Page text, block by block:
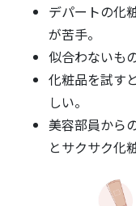
デパートの化
が苦手。
似合わないも
化粧品を試す
しい。
美容部員から
とサクサク化